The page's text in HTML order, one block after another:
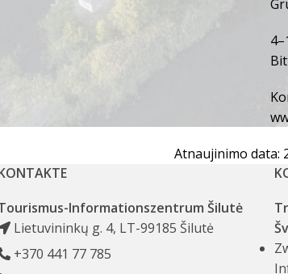
Atnaujinimo data:
Informationszentrum Šilutė
Lietuvininkų g. 4, LT-99185 Šilutė
+370 441 77 785